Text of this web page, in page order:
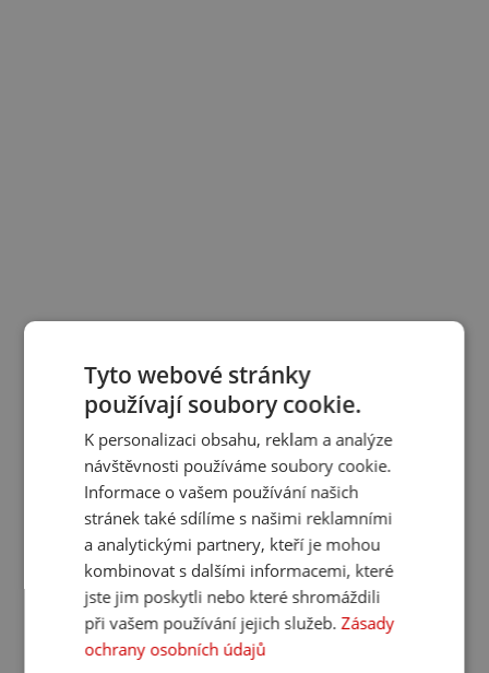
Tyto webové stránky
používají soubory cookie.
K personalizaci obsahu, reklam a analýze
návštěvnosti používáme soubory cookie.
Informace o vašem používání našich
stránek také sdílíme s našimi reklamními
a analytickými partnery, kteří je mohou
kombinovat s dalšími informacemi, které
jste jim poskytli nebo které shromáždili
při vašem používání jejich služeb.Zásady
ochrany osobních údajů